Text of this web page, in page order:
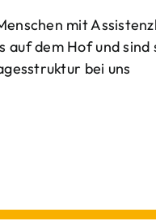
mit
auf dem Hof und sind
bei uns